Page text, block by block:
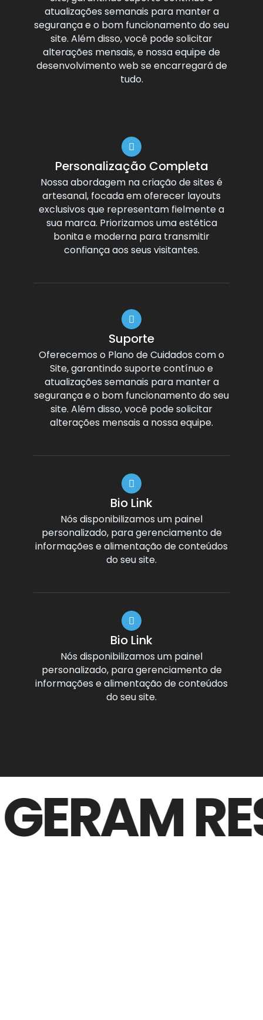
atualizações semanais para manter a
segurança e o bom funcionamento do seu
site. Além disso, você pode solicitar
alterações mensais, e nossa equipe de
desenvolvimento web se encarregará de
tudo.
Personalização Completa
Nossa abordagem na criação de sites é
artesanal, focada em oferecer layouts
exclusivos que representam fielmente a
sua marca. Priorizamos uma estética
bonita e moderna para transmitir
confiança aos seus visitantes.
Suporte
Oferecemos o Plano de Cuidados com o
Site, garantindo suporte contínuo e
atualizações semanais para manter a
segurança e o bom funcionamento do seu
site. Além disso, você pode solicitar
alterações mensais a nossa equipe.
Bio Link
Nós disponibilizamos um painel
personalizado, para gerenciamento de
informações e alimentação de conteúdos
do seu site.
Bio Link
Nós disponibilizamos um painel
personalizado, para gerenciamento de
informações e alimentação de conteúdos
do seu site.